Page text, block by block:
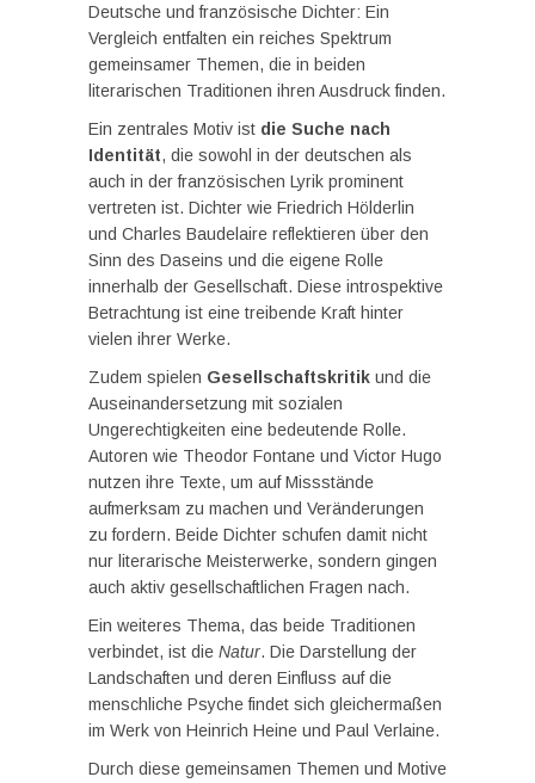
Deutsche und französische Dichter: Ein
Vergleich entfalten ein reiches Spektrum
gemeinsamer Themen, die in beiden
literarischen Traditionen ihren Ausdruck finden.
Ein zentrales Motiv ist die Suche nach
Identität, die sowohl in der deutschen als
auch in der französischen Lyrik prominent
vertreten ist. Dichter wie Friedrich Hölderlin
und Charles Baudelaire reflektieren über den
Sinn des Daseins und die eigene Rolle
innerhalb der Gesellschaft. Diese introspektive
Betrachtung ist eine treibende Kraft hinter
vielen ihrer Werke.
Zudem spielen Gesellschaftskritik und die
Auseinandersetzung mit sozialen
Ungerechtigkeiten eine bedeutende Rolle.
Autoren wie Theodor Fontane und Victor Hugo
nutzen ihre Texte, um auf Missstände
aufmerksam zu machen und Veränderungen
zu fordern. Beide Dichter schufen damit nicht
nur literarische Meisterwerke, sondern gingen
auch aktiv gesellschaftlichen Fragen nach.
Ein weiteres Thema, das beide Traditionen
verbindet, ist die Natur. Die Darstellung der
Landschaften und deren Einfluss auf die
menschliche Psyche findet sich gleichermaßen
im Werk von Heinrich Heine und Paul Verlaine.
Durch diese gemeinsamen Themen und Motive